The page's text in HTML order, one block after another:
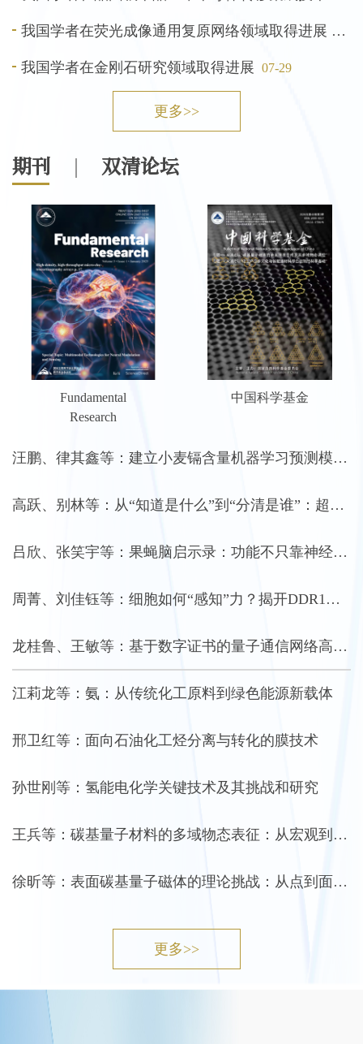
更多>>
我国学者在荧光成像通用复原网络领域取得进展
07-
我国学者在金刚石研究领域取得进展 07-29
期刊 双清论坛
更多>>
Fundamental
Research
中国科学基金
汪鹏、律其鑫等：建立小麦镉含量机器学习预测模型支持农田安全管理
高跃、别林等：从“知道是什么”到“分清是谁”：超图学习提升激光雷达点云全景分割效果
吕欣、张笑宇等：果蝇脑启示录：功能不只靠神经元，更靠“线路图”
周菁、刘佳钰等：细胞如何“感知”力？揭开DDR1作为新型机械力感受器的秘密
龙桂鲁、王敏等：基于数字证书的量子通信网络高效接入认证
江莉龙等：氨：从传统化工原料到绿色能源新载体
邢卫红等：面向石油化工烃分离与转化的膜技术
孙世刚等：氢能电化学关键技术及其挑战和研究
王兵等：碳基量子材料的多域物态表征：从宏观到微观
徐昕等：表面碳基量子磁体的理论挑战：从点到面的磁相互作用